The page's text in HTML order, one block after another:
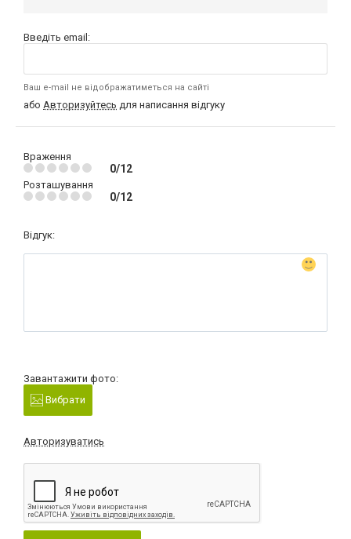
Введіть email:
Ваш e-mail не відображатиметься на сайті
або Авторизуйтесь для написання відгуку
Враження
0/12
Розташування
0/12
Відгук:
Завантажити фото:
Вибрати
Авторизуватись